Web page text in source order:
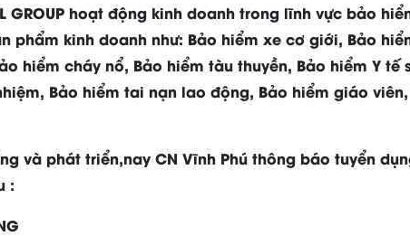
GROUP hoạt động kinh doanh trong lĩnh vực bảo
phẩm kinh doanh như: Bảo hiểm xe cơ giới, Bảo
hiểm cháy nổ, Bảo hiểm tàu thuyền, Bảo hiểm Y tế
Bảo hiểm tai nạn lao động, Bảo hiểm giáo
và phát triển,nay CN Vĩnh Phú thông báo tuyển
: